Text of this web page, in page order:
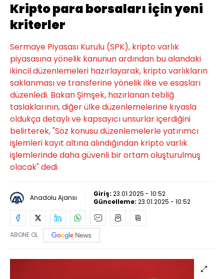
Kripto para borsaları için yeni
kriterler
Sermaye Piyasası Kurulu (SPK), kripto varlık
piyasasına yönelik kanunun ardından bu alandaki
ikincil düzenlemeleri hazırlayarak, kripto varlıkların
saklanması ve transferine yönelik ilke ve esasları
düzenledi. Bakan Şimşek, hazırlanan tebliğ
taslaklarının, diğer ülke düzenlemelerine kıyasla
oldukça detaylı ve kapsayıcı unsurlar içerdiğini
belirterek, "Söz konusu düzenlemelerle yatırımcı
işlemleri kayıt altına alındığından kripto varlık
işlemlerinde daha güvenli bir ortam oluşturulmuş
olacak" dedi
Anadolu Ajansı Giriş: 23.01.2025 - 10:52
Güncelleme: 23.01.2025 - 10:52
ABONE OL